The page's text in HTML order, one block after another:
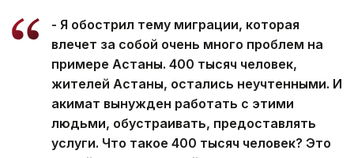
- Я обострил тему миграции, которая
влечет за собой очень много проблем на
примере Астаны. 400 тысяч человек,
жителей Астаны, остались неучтенными. И
акимат вынужден работать с этими
людьми, обустраивать, предоставлять
услуги. Что такое 400 тысяч человек? Это